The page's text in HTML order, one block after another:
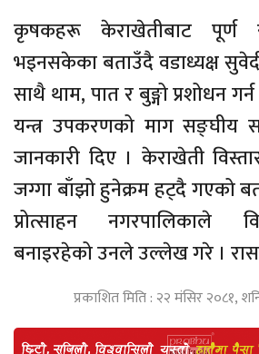
कृषकहरू केराखेतीबाट पूर्ण
भइनसकेका बताउँदै वडाध्यक्ष
साथै थाम, पात र बुङ्गो प्रशोधन
यन्त्र उपकरणको माग सङ्घीय
जानकारी दिए । केराखेती
जग्गा बाँझो हुनेक्रम हट्दै गएको
प्रोत्साहन नगरपालिकाले
बनाइरहेको उनले उल्लेख गरे ।
प्रकाशित मिति : २२ मंसिर २०८१,